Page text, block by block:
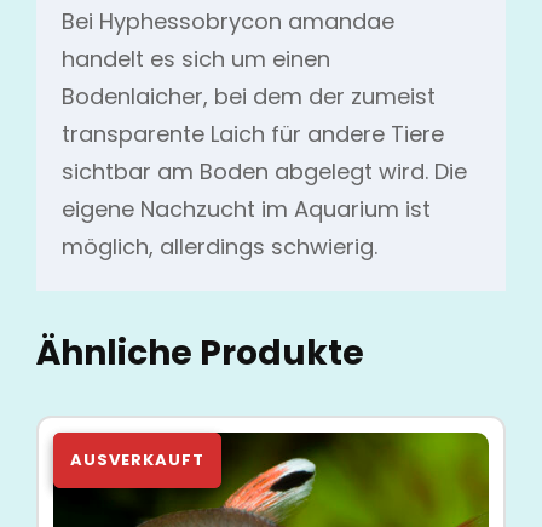
Bei Hyphessobrycon amandae
handelt es sich um einen
Bodenlaicher, bei dem der zumeist
transparente Laich für andere Tiere
sichtbar am Boden abgelegt wird. Die
eigene Nachzucht im Aquarium ist
möglich, allerdings schwierig.
Ähnliche Produkte